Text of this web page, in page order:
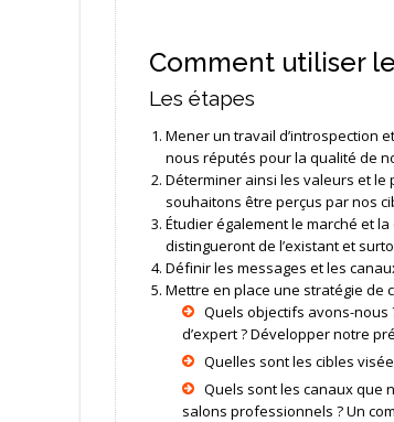
Comment utiliser
Les étapes
Mener un travail d’introspection
nous réputés pour la qualité de
Déterminer ainsi les valeurs et
souhaitons être perçus par nos
Étudier également le marché et
distingueront de l’existant et
Définir les messages et les
Mettre en place une stratégie de
Quels objectifs avons-nous
d’expert ? Développer notre
Quelles sont les cibles
Quels sont les canaux que
salons professionnels ? Un